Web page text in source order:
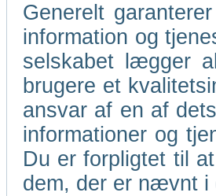
Generelt
information og
selskabet lægger
brugere et
ansvar af en af
informationer og
Du er forpligtet til
dem, der er nævnt i